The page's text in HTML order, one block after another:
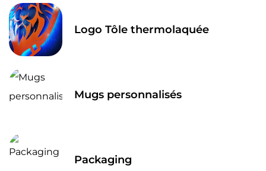
Logo Tôle thermolaquée
Mugs personnalisés
Packaging